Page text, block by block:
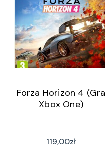
Forza Horizon 4 (Gra
Xbox One)
119,00zł